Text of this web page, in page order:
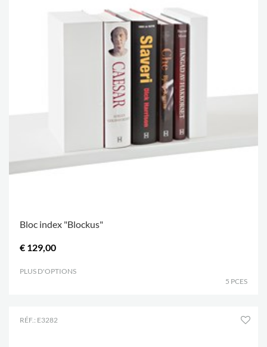
Bloc index "Blockus"
€ 129,00
PLUS D'OPTIONS
5 PCES
RÉF.: E3282